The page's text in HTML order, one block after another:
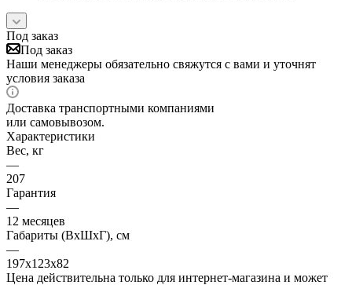
Под заказ
Под заказ
Наши менеджеры обязательно свяжутся с вами и уточнят
условия заказа
Доставка транспортными компаниями
или самовывозом.
Характеристики
Вес, кг
—
207
Гарантия
—
12 месяцев
Габариты (ВхШхГ), см
—
197х123х82
Цена действительна только для интернет-магазина и может